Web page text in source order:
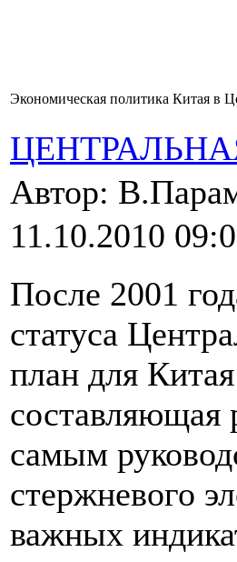
Экономическая политика Китая в
Автор:
11.10.2010
После 2001
статуса
план для
составляющая
самым
стержневого
важных